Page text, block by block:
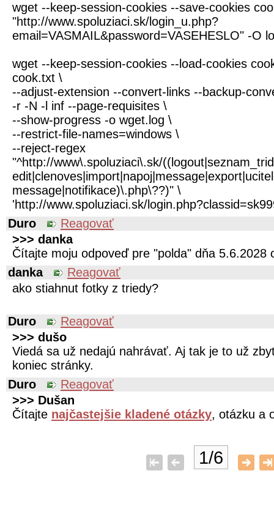
wget --keep-session-cookies --save-cookies
"http://www.spoluziaci.sk/login_u.php?
email=VASMAIL&password=VASEHESLO" -O
wget --keep-session-cookies --load-cookies
cook.txt \
--adjust-extension --convert-links --backup-
-r -N -l inf --page-requisites \
--show-progress -o wget.log \
--restrict-file-names=windows \
--reject-regex
"^http://www\.spoluziaci\.sk/
message|notifikace)\.php\??)" \
'http://www.spoluziaci.sk/
Duro
Reagovať
>>> danka
Čítajte moju odpoveď pre "polda" dňa 5.6.2028
danka
Reagovať
ako stiahnut fotky z triedy?
Duro
Reagovať
>>> dušo
Viedá sa už nedajú nahrávať. Aj tak je to už
koniec stránky.
Duro
Reagovať
>>> Dušan
Čítajte najčastejšie kladené otázky, otázku a
1/6